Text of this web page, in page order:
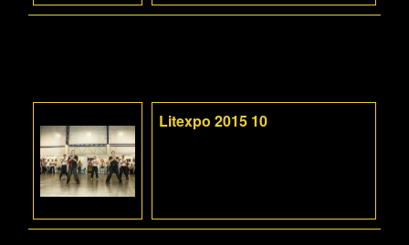
Litexpo 2015 10